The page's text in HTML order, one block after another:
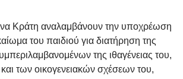
Κράτη αναλαμβάνουν την υποχρέωση
του παιδιού για διατήρηση της
της ιθαγένειας του,
των οικογενειακών σχέσεων του,